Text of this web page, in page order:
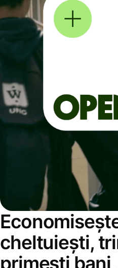
cheltuiești,
primești bani